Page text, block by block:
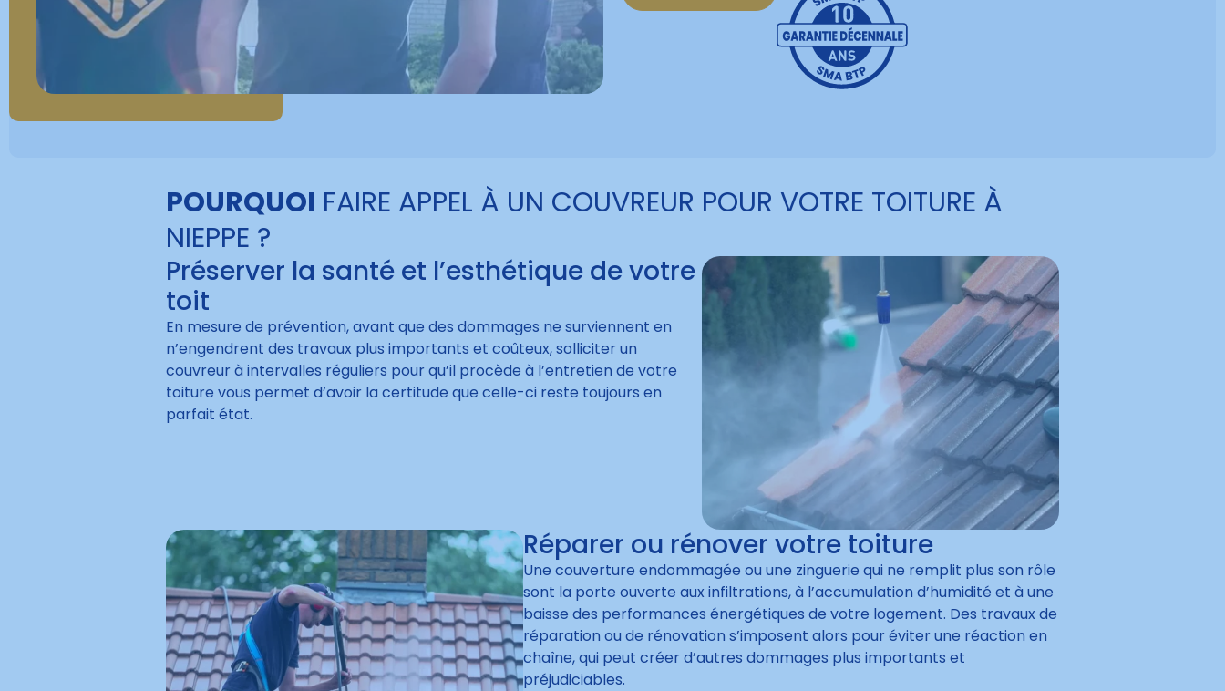
POURQUOI FAIRE APPEL À UN COUVREUR POUR VOTRE TOITURE À
NIEPPE ?
Préserver la santé et l’esthétique de votre
toit
En mesure de prévention, avant que des dommages ne surviennent en
n’engendrent des travaux plus importants et coûteux, solliciter un
couvreur à intervalles réguliers pour qu’il procède à l’entretien de votre
toiture vous permet d’avoir la certitude que celle-ci reste toujours en
parfait état.
Réparer ou rénover votre toiture
Une couverture endommagée ou une zinguerie qui ne remplit plus son rôle
sont la porte ouverte aux infiltrations, à l’accumulation d’humidité et à une
baisse des performances énergétiques de votre logement. Des travaux de
réparation ou de rénovation s’imposent alors pour éviter une réaction en
chaîne, qui peut créer d’autres dommages plus importants et
préjudiciables.